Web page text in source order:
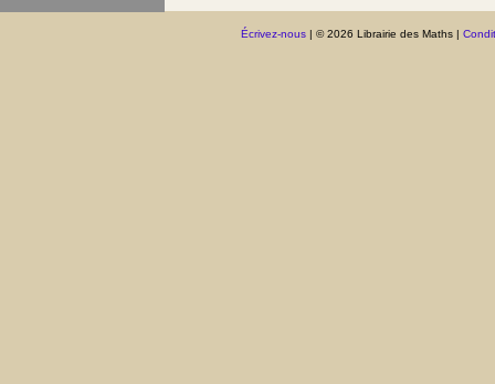
Écrivez-nous| © 2026 Librairie des Maths |